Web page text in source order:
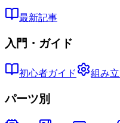
最新記事
入門・ガイド
初心者ガイド 組み
パーツ別